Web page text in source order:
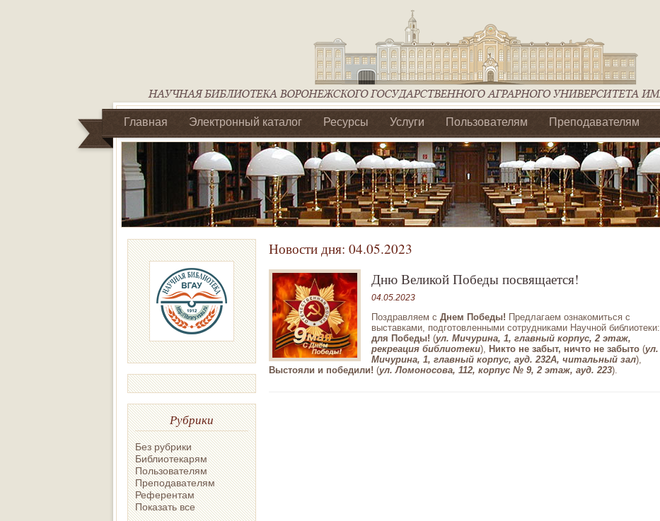
Главная Электронный каталог Ресурсы Услуги Пользователям Преподавателям
Библиотеки регионального отделения Ассоциации Агрообразование по ЦФО
Рубрики
Без рубрики
Библиотекарям
Пользователям
Преподавателям
Референтам
Показать все
Новости дня: 04.05.2023
Дню Великой Победы посвящается!
04.05.2023
Поздравляем с Днем Победы! Предлагаем ознакомиться с
выставками, подготовленными сотрудниками Научной библиотеки:
для Победы! (ул. Мичурина, 1, главный корпус, 2 этаж,
рекреация библиотеки), Никто не забыт, ничто не забыто (ул.
Мичурина, 1, главный корпус, ауд. 232А, читальный зал),
Выстояли и победили! (ул. Ломоносова, 112, корпус № 9, 2 этаж, ауд. 223).